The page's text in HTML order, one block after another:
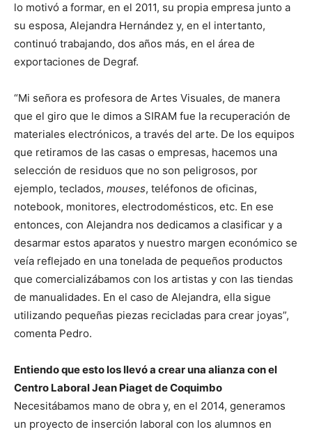
lo motivó a formar, en el 2011, su propia empresa junto a
su esposa, Alejandra Hernández y, en el intertanto,
continuó trabajando, dos años más, en el área de
exportaciones de Degraf.
“Mi señora es profesora de Artes Visuales, de manera
que el giro que le dimos a SIRAM fue la recuperación de
materiales electrónicos, a través del arte. De los equipos
que retiramos de las casas o empresas, hacemos una
selección de residuos que no son peligrosos, por
ejemplo, teclados, mouses, teléfonos de oficinas,
notebook, monitores, electrodomésticos, etc. En ese
entonces, con Alejandra nos dedicamos a clasificar y a
desarmar estos aparatos y nuestro margen económico se
veía reflejado en una tonelada de pequeños productos
que comercializábamos con los artistas y con las tiendas
de manualidades. En el caso de Alejandra, ella sigue
utilizando pequeñas piezas recicladas para crear joyas”,
comenta Pedro.
Entiendo que esto los llevó a crear una alianza con el
Centro Laboral Jean Piaget de Coquimbo
Necesitábamos mano de obra y, en el 2014, generamos
un proyecto de inserción laboral con los alumnos en